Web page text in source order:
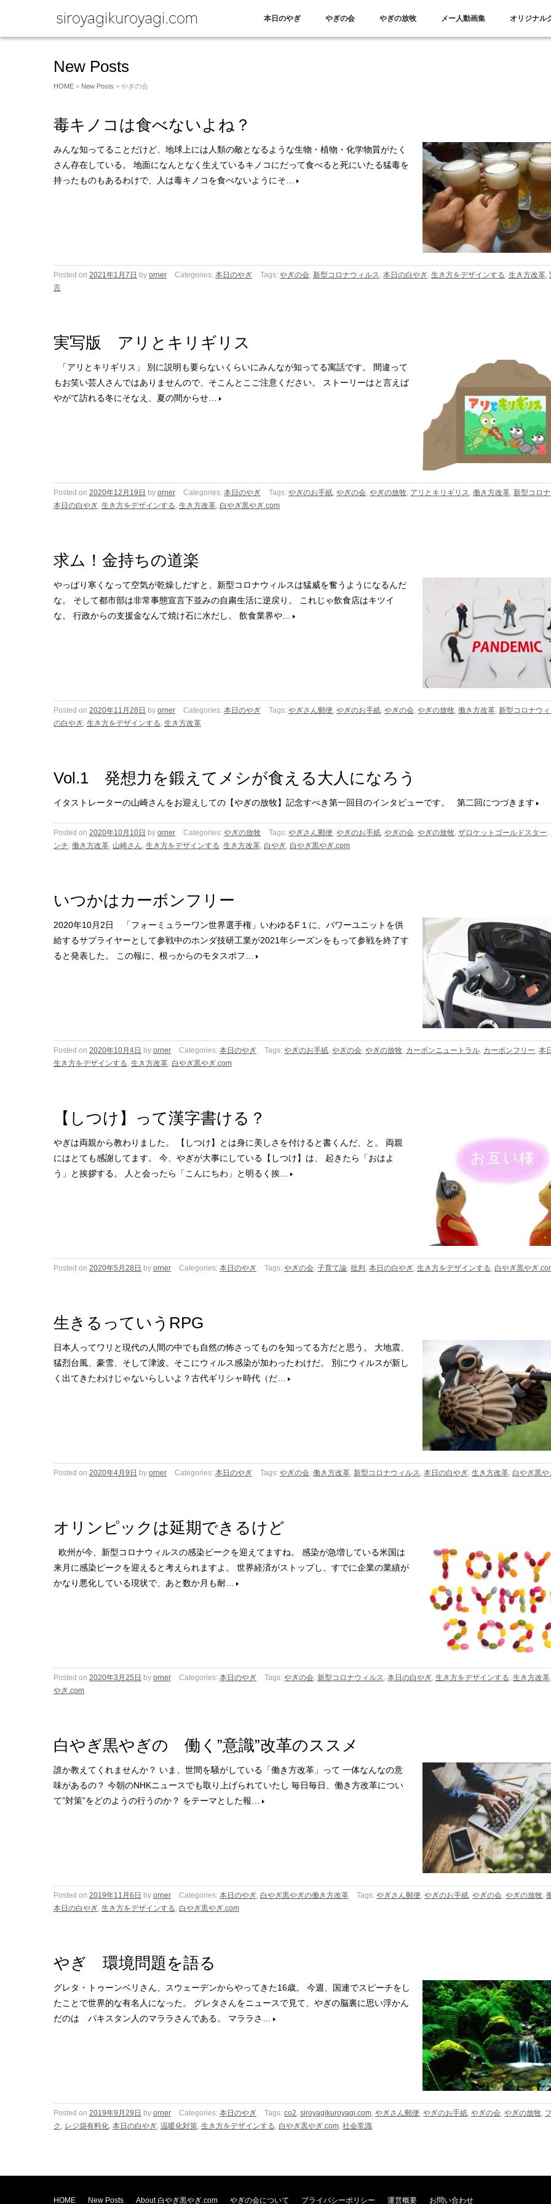
本日のやぎ やぎの会 やぎの放牧 メー人動画集 オリジナル
New Posts
HOME > New Posts > やぎの会
毒キノコは食べないよね？
みんな知ってることだけど、地球上には人類の敵となるような生物・植物・化学物質がたく
さん存在している。 地面になんとなく生えているキノコにだって食べると死にいたる猛毒を
持ったものもあるわけで、人は毒キノコを食べないようにそ…
Posted on 2021年1月7日 by orner Categories: 本日のやぎ Tags: やぎの会, 新型コロナウィルス, 本日の白やぎ, 生き方をデザインする, 生き方改革,
言
実写版 アリとキリギリス
「アリとキリギリス」 別に説明も要らないくらいにみんなが知ってる寓話です。 間違って
もお笑い芸人さんではありませんので、そこんとこご注意ください。 ストーリーはと言えば
やがて訪れる冬にそなえ、夏の間からせ…
Posted on 2020年12月19日 by orner Categories: 本日のやぎ Tags: やぎのお手紙, やぎの会, やぎの放牧, アリとキリギリス, 働き方改革, 新型コロ
本日の白やぎ, 生き方をデザインする, 生き方改革, 白やぎ黒やぎ.com
求ム！金持ちの道楽
やっぱり寒くなって空気が乾燥しだすと、新型コロナウィルスは猛威を奮うようになるんだ
な。 そして都市部は非常事態宣言下並みの自粛生活に逆戻り。 これじゃ飲食店はキツイ
な。 行政からの支援金なんて焼け石に水だし。 飲食業界や…
Posted on 2020年11月28日 by orner Categories: 本日のやぎ Tags: やぎさん郵便, やぎのお手紙, やぎの会, やぎの放牧, 働き方改革, 新型コロナウ
の白やぎ, 生き方をデザインする, 生き方改革
Vol.1 発想力を鍛えてメシが食える大人になろう
イタストレーターの山崎さんをお迎えしての【やぎの放牧】記念すべき第一回目のインタビューです。 第二回につづきます
Posted on 2020年10月10日 by orner Categories: やぎの放牧 Tags: やぎさん郵便, やぎのお手紙, やぎの会, やぎの放牧, ザロケットゴールドスター,
ンチ, 働き方改革, 山崎さん, 生き方をデザインする, 生き方改革, 白やぎ, 白やぎ黒やぎ.com
いつかはカーボンフリー
2020年10月2日 「フォーミュラーワン世界選手権」いわゆるF１に、パワーユニットを供
給するサプライヤーとして参戦中のホンダ技研工業が2021年シーズンをもって参戦を終了す
ると発表した。 この報に、根っからのモタスポフ…
Posted on 2020年10月4日 by orner Categories: 本日のやぎ Tags: やぎのお手紙, やぎの会, やぎの放牧, カーボンニュートラル, カーボンフリー, 本
生き方をデザインする, 生き方改革, 白やぎ黒やぎ.com
【しつけ】って漢字書ける？
やぎは両親から教わりました。 【しつけ】とは身に美しさを付けると書くんだ、と。 両親
にはとても感謝してます。 今、やぎが大事にしている【しつけ】は、 起きたら「おはよ
う」と挨拶する。 人と会ったら「こんにちわ」と明るく挨…
Posted on 2020年5月28日 by orner Categories: 本日のやぎ Tags: やぎの会, 子育て論, 批判 , 本日の白やぎ, 生き方をデザインする, 白やぎ黒やぎ
生きるっていうRPG
日本人ってワリと現代の人間の中でも自然の怖さってものを知ってる方だと思う。 大地震、
猛烈台風、豪雪、そして津波。そこにウィルス感染が加わったわけだ。 別にウィルスが新し
く出てきたわけじゃないらしいよ？古代ギリシャ時代（だ…
Posted on 2020年4月9日 by orner Categories: 本日のやぎ Tags: やぎの会, 働き方改革, 新型コロナウィルス, 本日の白やぎ, 生き方改革, 白やぎ黒
オリンピックは延期できるけど
欧州が今、新型コロナウィルスの感染ピークを迎えてますね。 感染が急増している米国は
来月に感染ピークを迎えると考えられますよ。 世界経済がストップし、すでに企業の業績が
かなり悪化している現状で、あと数か月も耐…
Posted on 2020年3月25日 by orner Categories: 本日のやぎ Tags: やぎの会, 新型コロナウィルス, 本日の白やぎ, 生き方をデザインする, 生き方改革
やぎ.com
白やぎ黒やぎの 働く”意識”改革のススメ
誰か教えてくれませんか？ いま、世間を騒がしている「働き方改革」って 一体なんなの意
味があるの？ 今朝のNHKニュースでも取り上げられていたし 毎日毎日、働き方改革につい
て”対策”をどのようの行うのか？ をテーマとした報…
Posted on 2019年11月6日 by orner Categories: 本日のやぎ, 白やぎ黒やぎの働き方改革 Tags: やぎさん郵便, やぎのお手紙, やぎの会, やぎの放牧,
本日の白やぎ, 生き方をデザインする, 白やぎ黒やぎ.com
やぎ 環境問題を語る
グレタ・トゥーンベリさん、スウェーデンからやってきた16歳。 今週、国連でスピーチをし
たことで世界的な有名人になった。 グレタさんをニュースで見て、やぎの脳裏に思い浮かん
だのは パキスタン人のマララさんである。 マララさ…
Posted on 2019年9月29日 by orner Categories: 本日のやぎ Tags: co2, siroyagikuroyagi.com, やぎさん郵便, やぎのお手紙, やぎの会, やぎの放牧,
ク , レジ袋有料化, 本日の白やぎ, 温暖化対策, 生き方をデザインする, 白やぎ黒やぎ.com, 社会常識
HOME New Posts About 白やぎ黒やぎ.com やぎの会について プライバシーポリシー 運営概要 お問い合わせ